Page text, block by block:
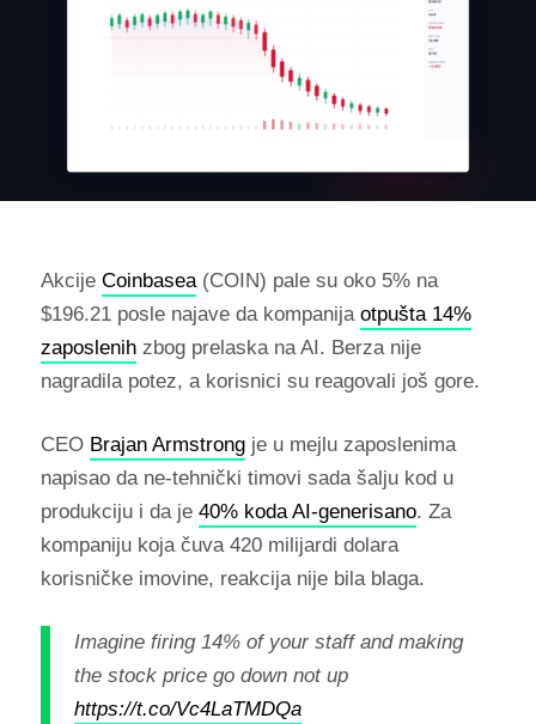
Akcije Coinbasea(COIN) pale su oko 5% na
$196.21 posle najave da kompanija otpušta 14%
zaposlenihzbog prelaska na AI. Berza nije
nagradila potez, a korisnici su reagovali još gore.
CEO Brajan Armstrongje u mejlu zaposlenima
napisao da ne-tehnički timovi sada šalju kod u
produkciju i da je 40% koda AI-generisano. Za
kompaniju koja čuva 420 milijardi dolara
korisničke imovine, reakcija nije bila blaga.
Imagine firing 14% of your staff and making
the stock price go down not up
https://t.co/Vc4LaTMDQa